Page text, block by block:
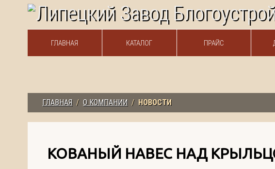
ГЛАВНАЯ КАТАЛОГ ПРАЙС
ГЛАВНАЯ / О КОМПАНИИ / НОВОСТИ
КОВАНЫЙ НАВЕС НАД